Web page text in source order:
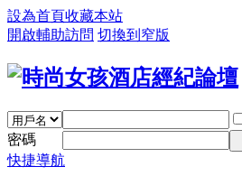
設為首頁收藏本站
開啟輔助訪問 切換到窄版
密碼
快捷導航